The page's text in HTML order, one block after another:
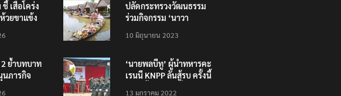
เสือโคร่ง
วยขาแข้ง
าย ‘เสือ
ย้ำบทบาท
ภารกิจ
ปลัดกระทรวงวัฒนธรรม
ร่วมกิจกรรม ‘นาวา
ตักบาตรทางน้ำ
10 มิถุนายน 2023
‘นายพลบีทู’ ผู้นำทหารคะ
เรนนี KNPP ลั่นสู้รบ ครั้งนี้
13 มกราคม 2022